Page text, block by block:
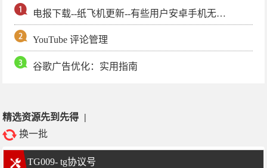
电报下载--纸飞机更新--有些用户安卓手机无法更新电报软件
YouTube 评论管理
谷歌广告优化：实用指南
精选资源先到先得 |
换一批
TG009- tg协议号